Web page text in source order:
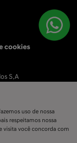
cookies
S.A
uso de nossa
respeitamos nossa
visita você concorda com